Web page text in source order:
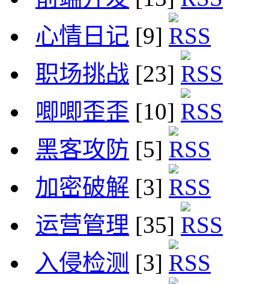
心情日记 [9]
职场挑战 [23]
唧唧歪歪 [10]
黑客攻防 [5]
加密破解 [3]
运营管理 [35]
入侵检测 [3]